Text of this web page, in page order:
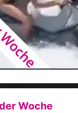
Woche